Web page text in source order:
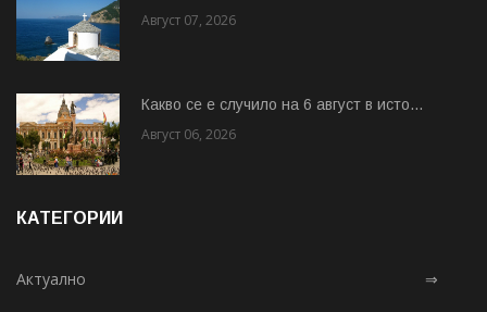
Август 07, 2026
Какво се е случило на 6 август в исто...
Август 06, 2026
КАТЕГОРИИ
Актуално ⇒